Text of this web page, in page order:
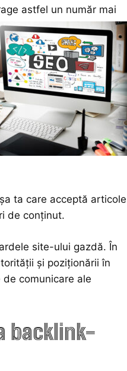
astfel un număr mai
ta care acceptă articole
de conținut.
site-ului gazdă. În
și poziționării în
comunicare ale
backlink-